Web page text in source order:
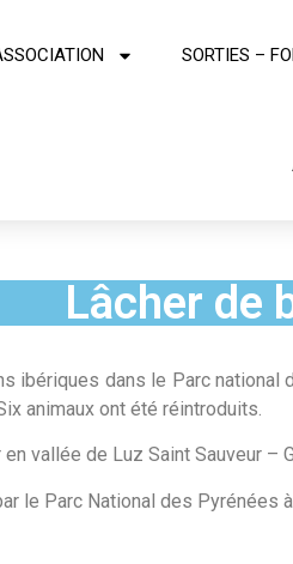
SORTIES –
Lâcher de
ibériques dans le Parc
animaux ont été réintroduits.
vallée de Luz Saint Sauveur –
le Parc National des Pyrénées